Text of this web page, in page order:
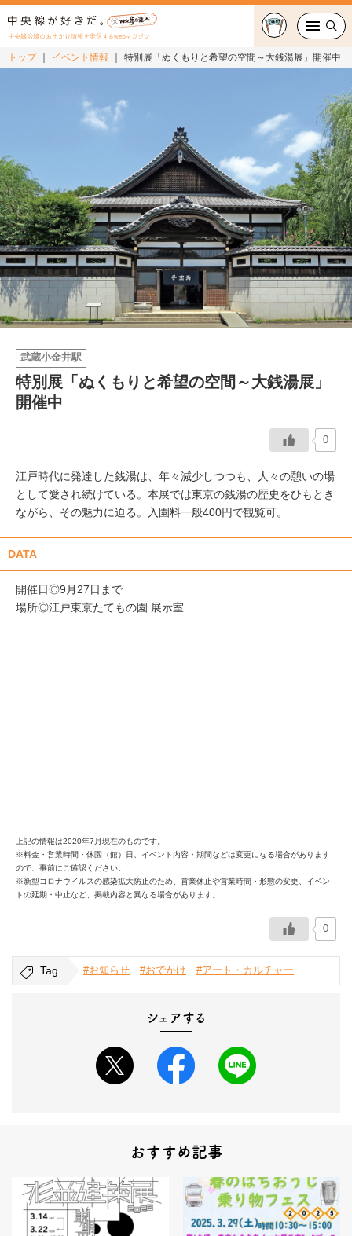
中央線沿線のお出かけ情報を発信するwebマガジン
スイーツ・テイクアウト
ショッピング
中央線カルチャー
特集
連載
中央線フェス
イベント情報
トップ イベント情報 特別展「ぬくもりと希望の空間～大銭湯展」開催中
武蔵小金井駅
特別展「ぬくもりと希望の空間～大銭湯展」
開催中
0
江戸時代に発達した銭湯は、年々減少しつつも、人々の憩いの場
として愛され続けている。本展では東京の銭湯の歴史をひもとき
ながら、その魅力に迫る。入園料一般400円で観覧可。
DATA
開催日◎9月27日まで
場所◎江戸東京たてもの園 展示室
上記の情報は2020年7月現在のものです。
※料金・営業時間・休園（館）日、イベント内容・期間などは変更になる場合があります
ので、事前にご確認ください。
※新型コロナウイルスの感染拡大防止のため、営業休止や営業時間・形態の変更、イベン
トの延期・中止など、掲載内容と異なる場合があります。
0
Tag #お知らせ #おでかけ #アート・カルチャー
シェアする
おすすめ記事